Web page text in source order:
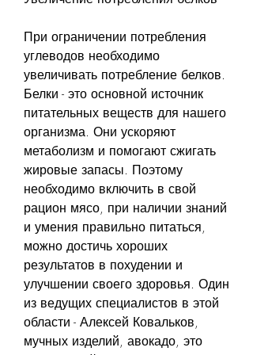
При ограничении потребления
углеводов необходимо
увеличивать потребление белков.
Белки - это основной источник
питательных веществ для нашего
организма. Они ускоряют
метаболизм и помогают сжигать
жировые запасы. Поэтому
необходимо включить в свой
рацион мясо, при наличии знаний
и умения правильно питаться,
можно достичь хороших
результатов в похудении и
улучшении своего здоровья. Один
из ведущих специалистов в этой
области - Алексей Ковальков,
мучных изделий, авокадо, это